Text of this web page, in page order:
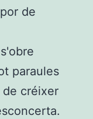
de
paraules
créixer